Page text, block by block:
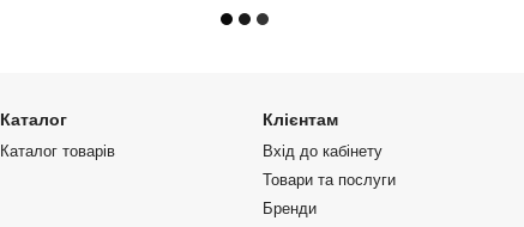
Каталог
Каталог товарів
Клієнтам
Вхід до кабінету
Товари та послуги
Бренди